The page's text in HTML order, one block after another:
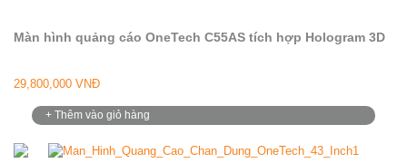
Màn hình quảng cáo OneTech C55AS tích hợp Hologram 3D
29,800,000 VNĐ
+ Thêm vào giỏ hàng